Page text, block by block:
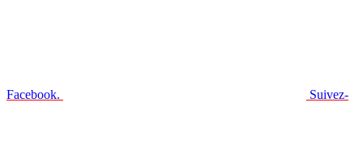
Facebook. Suivez-